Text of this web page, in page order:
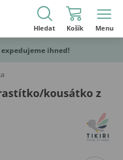
Hledat Košík Menu
ihned!
kousátko z